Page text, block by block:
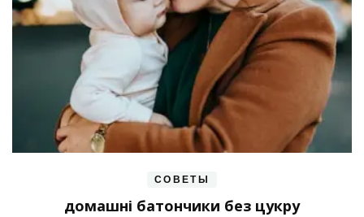
СОВЕТЫ
домашні батончики без цукру